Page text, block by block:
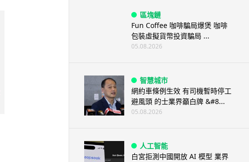
區塊鏈
Fun Coffee 咖啡騙局爆煲 咖啡
包裝虛擬貨幣投資騙局 ...
05.08.2026
智慧城市
網約車條例生效 有司機暫時停工
避風頭 的士業界籲白牌 &#8...
05.08.2026
人工智能
白宮拒測中國開放 AI 模型 業界